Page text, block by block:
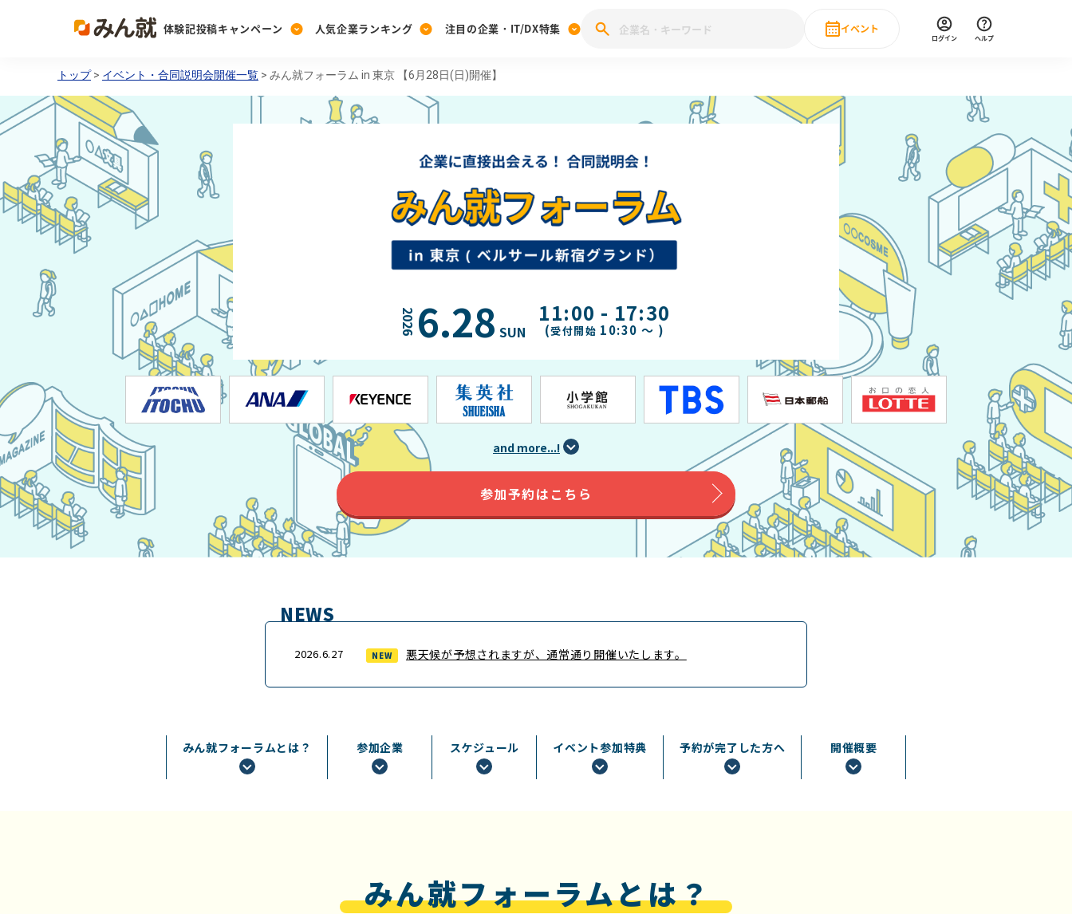
体験記投稿キャンペーン
Post
投稿する
[27卒] 本選考体験記投稿キャンペーン
人気企業ランキング
Ranking
ランキングを見る
みんなのIT業界新卒就職人気企業ランキング みんなの新卒就職人気企業ランキング
みんなのインターン人気企業ランキ
みんなのIT業界新卒就職人気企業ランキング みんなのインターン人気企業ランキ
注目の企業・IT/DX特集
PickUp
注目の企業特集
28卒 注目企業特集
28卒 IT・DX企業特集 27卒 IT・DX企業特集 28卒 IT・DX現場社員インタビュー
動画で知ろう！業界・企業研究
イベント
直近のイベント一覧
もっと見る
ログイン ヘルプ
トップ> イベント・合同説明会開催一覧 > みん就フォーラム in 東京 【6月28日(日)開催】
2026 6.28 SUN
11:00 - 17:30
(受付開始 10:30 ～ )
and more...!
参加予約はこちら
NEWS
2026.6.27 NEW 悪天候が予想されますが、通常通り開催いたします。
みん就フォーラムとは？ 参加企業 スケジュール イベント参加特典 予約が完了した方へ 開催概要
みん就フォーラムとは？